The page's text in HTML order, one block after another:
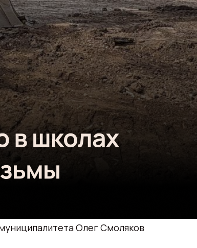
Олег Смоляков